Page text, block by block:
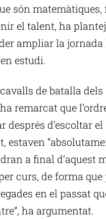
són
el talent, ha
ampliar la jornada
estudi.
de batalla
remarcat que
després d’escoltar
estaven
a final d’aquest
curs, de forma
en el passat
ha argumentat.